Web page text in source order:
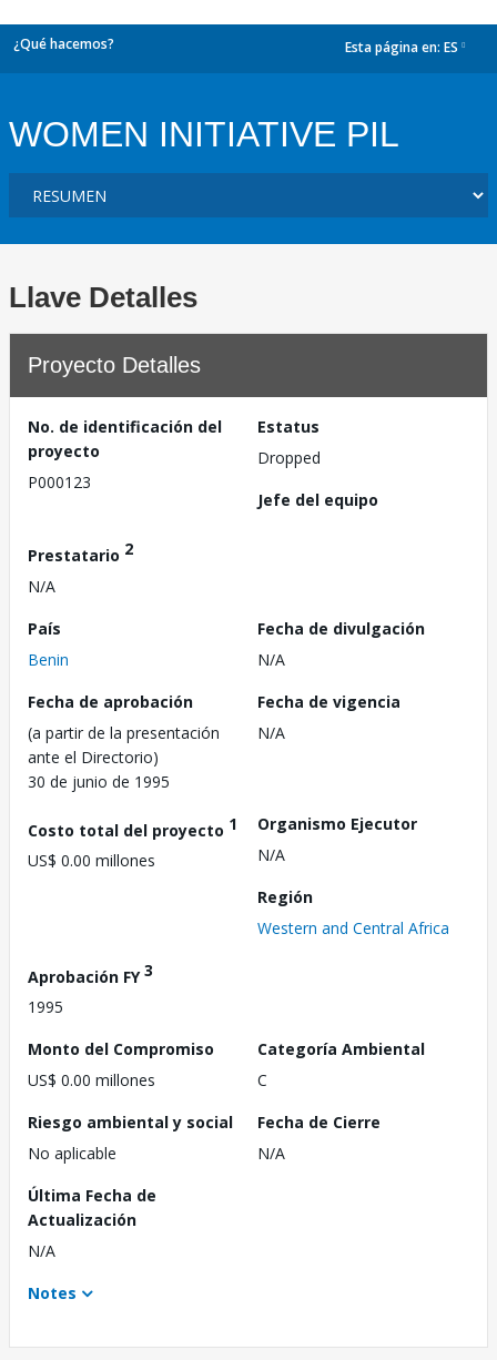
¿Qué hacemos? Esta página en: ES
WOMEN INITIATIVE PIL
Llave Detalles
Proyecto Detalles
No. de identificación del
proyecto
P000123
Estatus
Dropped
Jefe del equipo
Prestatario 2
N/A
País
Benin
Fecha de divulgación
N/A
Fecha de aprobación
(a partir de la presentación
ante el Directorio)
30 de junio de 1995
Fecha de vigencia
N/A
Costo total del proyecto 1
US$ 0.00 millones
Organismo Ejecutor
N/A
Región
Western and Central Africa
Aprobación FY3
1995
Monto del Compromiso
US$ 0.00 millones
Categoría Ambiental
C
Riesgo ambiental y social
No aplicable
Fecha de Cierre
N/A
Última Fecha de
Actualización
N/A
Notes